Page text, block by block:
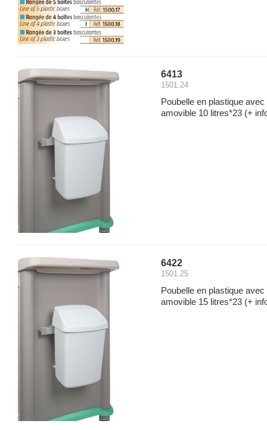
6413
1501.24
Poubelle en plastique
amovible 10 litres*23 (+
6422
1501.25
Poubelle en plastique
amovible 15 litres*23 (+